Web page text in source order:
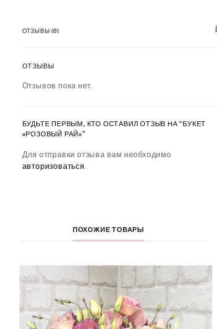
ОТЗЫВЫ (0)
ОТЗЫВЫ
Отзывов пока нет.
БУДЬТЕ ПЕРВЫМ, КТО ОСТАВИЛ ОТЗЫВ НА “БУКЕТ
«РОЗОВЫЙ РАЙ»”
Для отправки отзыва вам необходимо
авторизоваться.
ПОХОЖИЕ ТОВАРЫ